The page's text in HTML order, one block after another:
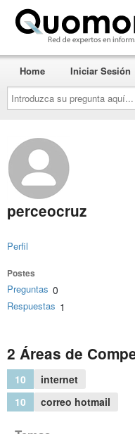
Introduzca
su
pregunta
aquí...
Home Iniciar Sesión
perceocruz
Perfil
Postes
Preguntas 0
Respuestas 1
2 Áreas de
10
internet
10
correo hotmail